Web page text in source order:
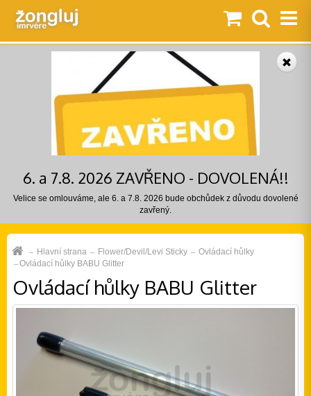
6. a 7.8. 2026 ZAVŘENO - DOVOLENÁ!!
Velice se omlouváme, ale 6. a 7.8. 2026 bude obchůdek z důvodu dovolené
zavřený.
Hlavní strana Flower/Devil/Levi Sticky
Ovládací hůlky
Ovládací hůlky BABU Glitter
Ovládací hůlky BABU Glitter